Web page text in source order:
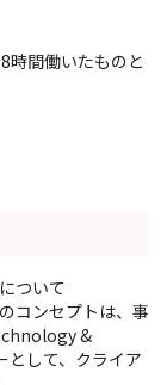
時間働いたものと
いて
セプトは、事
&
して、クライア